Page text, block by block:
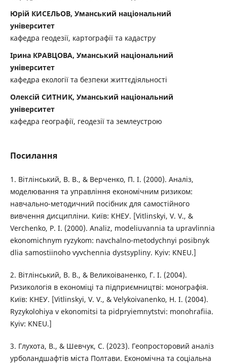
Юрій КИСЕЛЬОВ, Уманський національний
університет
кафедра геодезії, картографії та кадастру
Ірина КРАВЦОВА, Уманський національний
університет
кафедра екології та безпеки життєдіяльності
Олексій СИТНИК, Уманський національний
університет
кафедра географії, геодезії та землеустрою
Посилання
1. Вітлінський, В. В., & Верченко, П. І. (2000). Аналіз,
моделювання та управління економічним ризиком:
навчально-методичний посібник для самостійного
вивчення дисципліни. Київ: КНЕУ. [Vitlinskyi, V. V., &
Verchenko, P. I. (2000). Analiz, modeliuvannia ta upravlinnia
ekonomichnym ryzykom: navchalno-metodychnyi posibnyk
dlia samostiinoho vyvchennia dystsypliny. Kyiv: KNEU.]
2. Вітлінський, В. В., & Великоіваненко, Г. І. (2004).
Ризикологія в економіці та підприємництві: монографія.
Київ: КНЕУ. [Vitlinskyi, V. V., & Velykoivanenko, H. I. (2004).
Ryzykolohiya v ekonomitsi ta pidpryiemnytstvi: monohrafiia.
Kyiv: KNEU.]
3. Глухота, В., & Шевчук, С. (2023). Геопросторовий аналіз
урболандшафтів міста Полтави. Економічна та соціальна